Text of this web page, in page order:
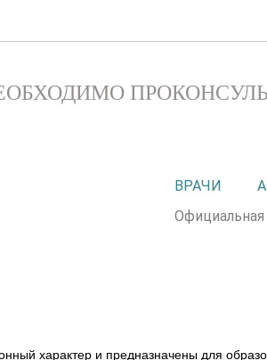
ВРАЧИ
характер и предназначены для